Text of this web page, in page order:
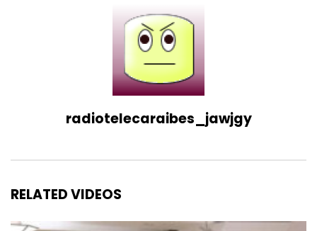
radiotelecaraibes_jawjgy
RELATED VIDEOS